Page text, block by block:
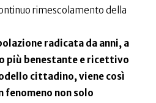
rimescolamento della
radicata da anni, a
più benestante e ricettivo
cittadino, viene così
fenomeno non solo